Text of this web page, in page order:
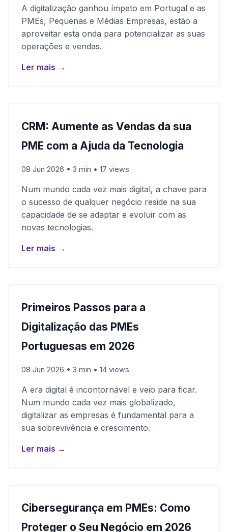
A digitalização ganhou ímpeto em Portugal e as
PMEs, Pequenas e Médias Empresas, estão a
aproveitar esta onda para potencializar as suas
operações e vendas.
Ler mais →
CRM: Aumente as Vendas da sua
PME com a Ajuda da Tecnologia
08 Jun 2026 • 3 min • 17 views
Num mundo cada vez mais digital, a chave para
o sucesso de qualquer negócio reside na sua
capacidade de se adaptar e evoluir com as
novas tecnologias.
Ler mais →
Primeiros Passos para a
Digitalização das PMEs
Portuguesas em 2026
08 Jun 2026 • 3 min • 14 views
A era digital é incontornável e veio para ficar.
Num mundo cada vez mais globalizado,
digitalizar as empresas é fundamental para a
sua sobrevivência e crescimento.
Ler mais →
Cibersegurança em PMEs: Como
Proteger o Seu Negócio em 2026